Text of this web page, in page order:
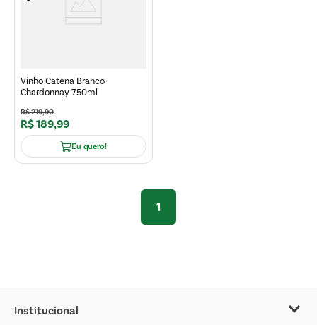
Vinho Catena Branco
Chardonnay 750ml
R$219,90
R$189,99
Eu quero!
1
Institucional